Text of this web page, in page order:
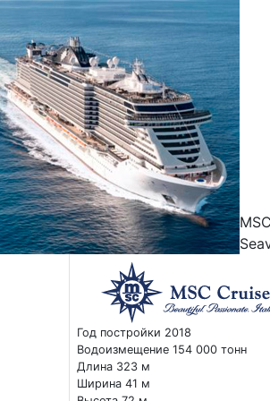
MSC
Год постройки 2018
Водоизмещение 154 000 тонн
Длина 323 м
Ширина 41 м